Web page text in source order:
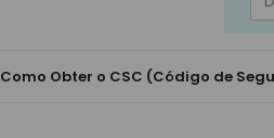
Como Obter o CSC (Código de